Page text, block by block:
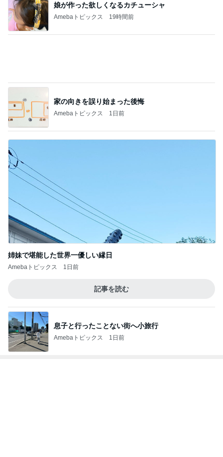
娘が作った欲しくなるカチューシャ
Amebaトピックス 19時間前
家の向きを誤り始まった後悔
Amebaトピックス 1日前
姉妹で堪能した世界一優しい縁日
Amebaトピックス 1日前
記事を読む
息子と行ったことない街へ小旅行
Amebaトピックス 1日前